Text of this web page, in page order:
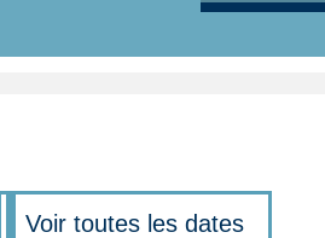
Voir toutes les dates